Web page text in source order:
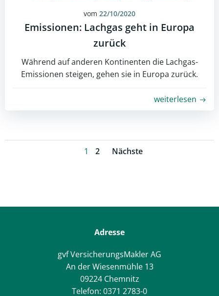
vom 22/10/2020
Emissionen: Lachgas geht in Europa
zurück
Während auf anderen Kontinenten die Lachgas-
Emissionen steigen, gehen sie in Europa zurück.
weiterlesen
Posts
Page
1 Page
2
Posts
Nächste
Adresse
gvf VersicherungsMakler AG
An der Wiesenmühle 13
09224 Chemnitz
Telefon: 0371 2783-0